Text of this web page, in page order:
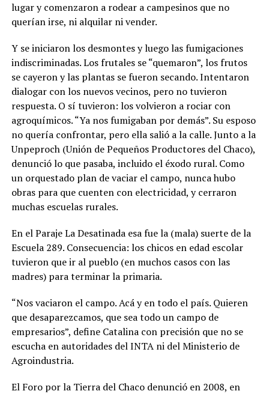
lugar y comenzaron a rodear a campesinos que no
querían irse, ni alquilar ni vender.
Y se iniciaron los desmontes y luego las fumigaciones
indiscriminadas. Los frutales se “quemaron”, los frutos
se cayeron y las plantas se fueron secando. Intentaron
dialogar con los nuevos vecinos, pero no tuvieron
respuesta. O sí tuvieron: los volvieron a rociar con
agroquímicos. “Ya nos fumigaban por demás”. Su esposo
no quería confrontar, pero ella salió a la calle. Junto a la
Unpeproch (Unión de Pequeños Productores del Chaco),
denunció lo que pasaba, incluido el éxodo rural. Como
un orquestado plan de vaciar el campo, nunca hubo
obras para que cuenten con electricidad, y cerraron
muchas escuelas rurales.
En el Paraje La Desatinada esa fue la (mala) suerte de la
Escuela 289. Consecuencia: los chicos en edad escolar
tuvieron que ir al pueblo (en muchos casos con las
madres) para terminar la primaria.
“Nos vaciaron el campo. Acá y en todo el país. Quieren
que desaparezcamos, que sea todo un campo de
empresarios”, define Catalina con precisión que no se
escucha en autoridades del INTA ni del Ministerio de
Agroindustria.
El Foro por la Tierra del Chaco denunció en 2008, en